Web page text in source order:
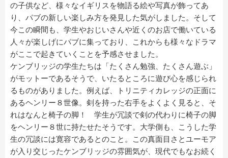
の子供など、様々なイギリスを物語る絵や写真が飾ってあ
り、パブの新しい楽しみ方を発見した気がしました。そして
今この瞬間も、学生やおじいさんや近くのお店で働いている
人々が楽しげにパブに集っており、これからも様々なドラマ
がここで起きていくことを予感させました。
ケンブリッジの学生たちは「たくさん勉強、たくさん遊ぶ」
がモットーであるそうで、いたるところに遊び心を感じられ
るものがありました。例えば、トリニティカレッジの正面に
あるヘンリー８世像。剣を持った右手をよくよく見ると、そ
れはなんと椅子の脚！ 学生が冗談で剣の代わりに椅子の脚
をヘンリー８世に持たせたそうです。大学側も、こうした学
生の冗談には寛容であるとのこと。この真面目さとユーモア
が入り交じったケンブリッジの雰囲気が、現代でもなお続く